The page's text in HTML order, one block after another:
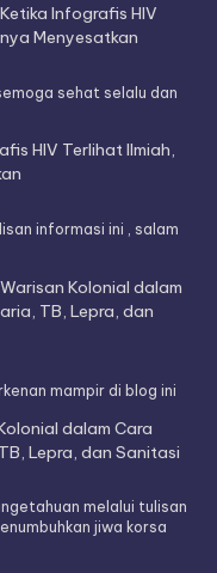
Ketika Infografis HIV
Menyesatkan
sehat selalu dan
HIV Terlihat Ilmiah,
informasi ini , salam
Warisan Kolonial dalam
TB, Lepra, dan
mampir di blog ini
dalam Cara
Lepra, dan Sanitasi
melalui tulisan
jiwa korsa